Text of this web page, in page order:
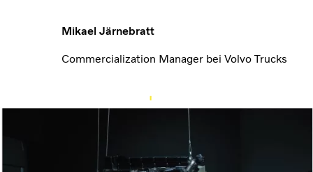
Mikael Järnebratt
Commercialization Manager bei Volvo Trucks